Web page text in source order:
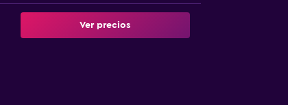
Ver precios